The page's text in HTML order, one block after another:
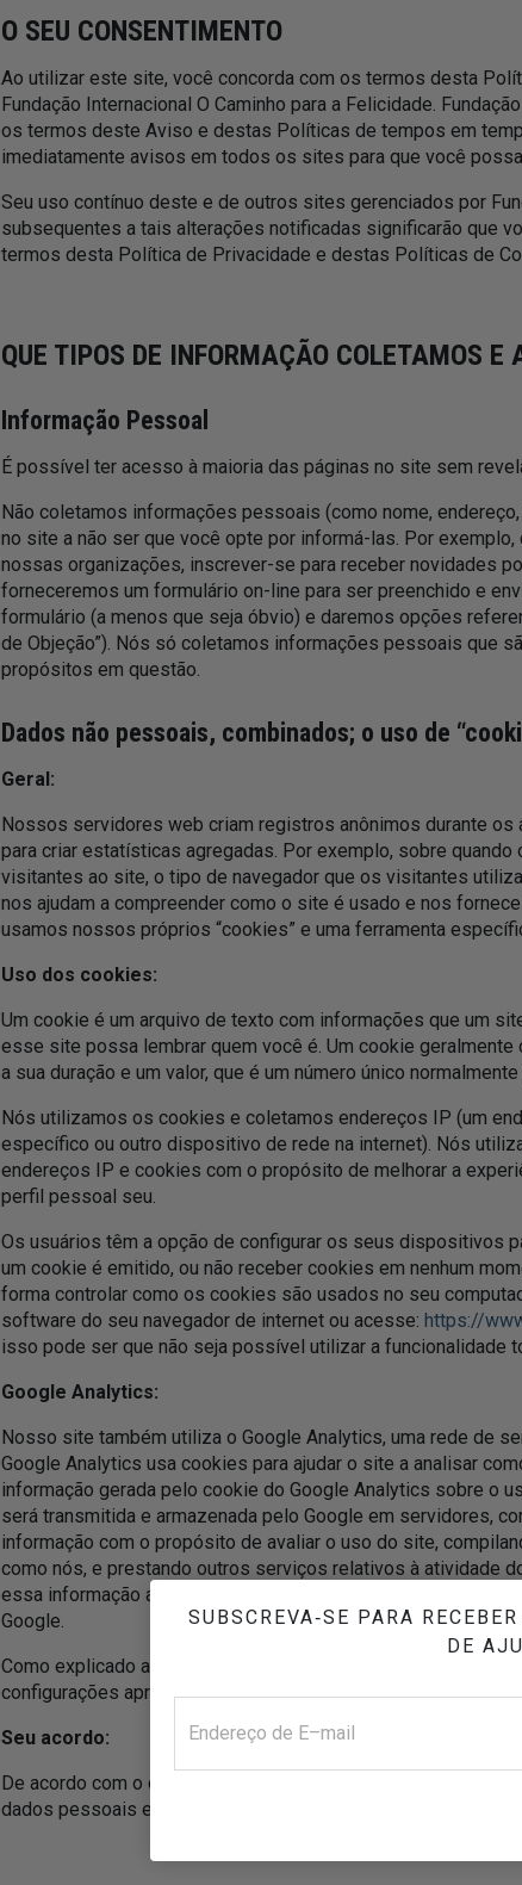
O SEU CONSENTIMENTO
Ao utilizar este site, você concorda com os termos desta
Fundação Internacional O Caminho para a Felicidade.
os termos deste Aviso e destas Políticas de tempos em
imediatamente avisos em todos os sites para que você
Seu uso contínuo deste e de outros sites gerenciados por
subsequentes a tais alterações notificadas significarão que
termos desta Política de Privacidade e destas Políticas de
QUE TIPOS DE INFORMAÇÃO COLETAMOS
Informação Pessoal
É possível ter acesso à maioria das páginas no site sem
Não coletamos informações pessoais (como nome,
no site a não ser que você opte por informá-las. Por
nossas organizações, inscrever-se para receber novidades
forneceremos um formulário on-line para ser preenchido e
formulário (a menos que seja óbvio) e daremos opções
de Objeção”). Nós só coletamos informações pessoais que
propósitos em questão.
Dados não pessoais, combinados; o uso de
Geral:
Nossos servidores web criam registros anônimos durante
para criar estatísticas agregadas. Por exemplo, sobre
visitantes ao site, o tipo de navegador que os visitantes
nos ajudam a compreender como o site é usado e nos
usamos nossos próprios “cookies” e uma ferramenta
Uso dos cookies:
Um cookie é um arquivo de texto com informações que um
esse site possa lembrar quem você é. Um cookie
a sua duração e um valor, que é um número único
Nós utilizamos os cookies e coletamos endereços IP (um
específico ou outro dispositivo de rede na internet). Nós
endereços IP e cookies com o propósito de melhorar a
perfil pessoal seu.
Os usuários têm a opção de configurar os seus dispositivos
um cookie é emitido, ou não receber cookies em nenhum
forma controlar como os cookies são usados ​​no seu
software do seu navegador de internet ou acesse: https://
isso pode ser que não seja possível utilizar a funcionalidade
Google Analytics:
Nosso site também utiliza o Google Analytics, uma rede de
Google Analytics usa cookies para ajudar o site a analisar
informação gerada pelo cookie do Google Analytics sobre o
será transmitida e armazenada pelo Google em servidores,
informação com o propósito de avaliar o uso do site,
como nós, e prestando outros serviços relativos à atividade
essa informação a terceiros, sempre que for exigido por lei,
Google.
Como explicado acima, você pode recusar o uso de cookies
configurações apropriadas no seu navegador, mas isso
Seu acordo:
De acordo com o que dissemos no início deste Aviso, ao
dados pessoais e de dados agregados por nós e pelo
SUBSCREVA‑SE PARA
DE